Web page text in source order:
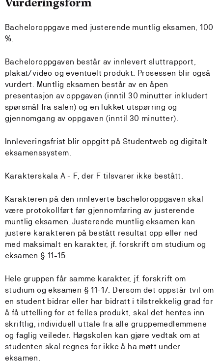
Bacheloroppgave med justerende muntlig eksamen, 100
%.
Bacheloroppgaven består av innlevert sluttrapport,
plakat/video og eventuelt produkt. Prosessen blir også
vurdert. Muntlig eksamen består av en åpen
presentasjon av oppgaven (inntil 30 minutter inkludert
spørsmål fra salen) og en lukket utspørring og
gjennomgang av oppgaven (inntil 30 minutter).
​Innleveringsfrist blir oppgitt på Studentweb og digitalt
eksamenssystem.
Karakterskala A - F, der F tilsvarer ikke bestått.
Karakteren på den innleverte bacheloroppgaven skal
være protokollført før gjennomføring av justerende
muntlig eksamen. Justerende muntlig eksamen kan
justere karakteren på bestått resultat opp eller ned
med maksimalt en karakter, jf. forskrift om studium og
eksamen § 11-15.
Hele gruppen får samme karakter, jf. forskrift om
studium og eksamen § 11-17. Dersom det oppstår tvil om
en student bidrar eller har bidratt i tilstrekkelig grad for
å få uttelling for et felles produkt, skal det hentes inn
skriftlig, individuell uttale fra alle gruppemedlemmene
og faglig veileder. Høgskolen kan gjøre vedtak om at
studenten skal regnes for ikke å ha møtt under
eksamen.